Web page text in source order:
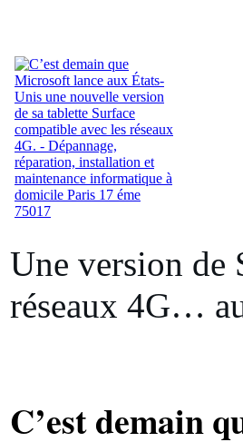
Une version de
réseaux 4G…
C’est demain